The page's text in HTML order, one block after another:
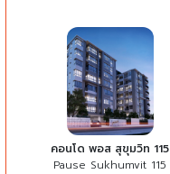
คอนโด พอส สุขุมวิท 115
Pause Sukhumvit 115